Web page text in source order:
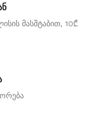
მასშტაბით, 10₾